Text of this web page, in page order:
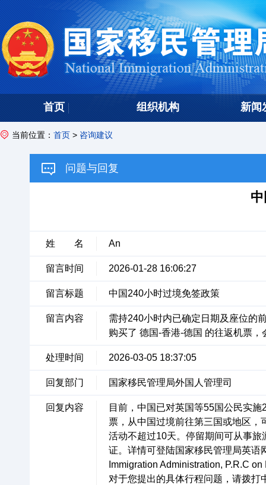
首页 组织机构 新闻
当前位置： 首页 > 咨询建议
问题与回复
姓 名 An
留言时间 2026-01-28 16:06:27
留言标题 中国240小时过境免签政策
留言内容
需持240小时内已确定日期及座位的
购买了 德国-香港-德国 的往返机票
处理时间 2026-03-05 18:37:05
回复部门 国家移民管理局外国人管理司
回复内容
目前，中国已对英国等55国公民实
票，从中国过境前往第三国或地区
活动不超过10天。停留期间可从事
证。详情可登陆国家移民管理局英语
Immigration Administration, P.R.C
对于您提出的具体行程问题，请拨